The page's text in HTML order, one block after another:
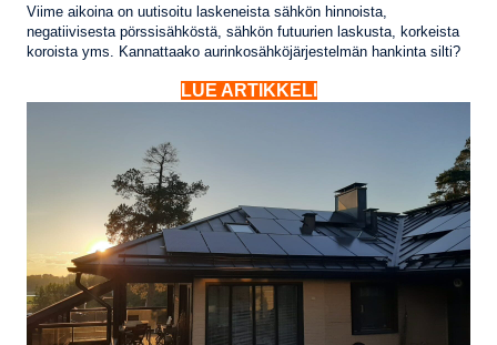
Viime aikoina on uutisoitu laskeneista sähkön hinnoista,
negatiivisesta pörssisähköstä, sähkön futuurien laskusta, korkeista
koroista yms. Kannattaako aurinkosähköjärjestelmän hankinta silti?
LUE ARTIKKELI